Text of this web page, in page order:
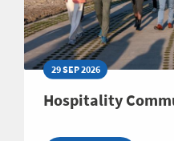
NOLLET
29 SEP 2026
Hospitality